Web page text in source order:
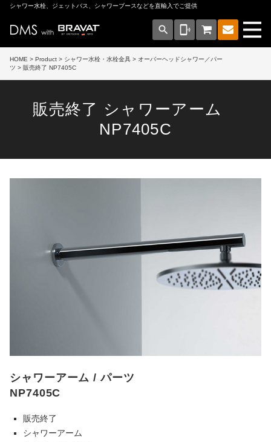
シャワー水栓、ジェットバス、シャワーブースなどを直輸入でご提供
search phonelink_ring
HOME > Product > シャワー水栓・水栓金具 > オーバーヘッドシャワー／パー
ツ > 販売終了 NP7405C
販売終了 シャワーアーム
NP7405C
シャワーアーム / パーツ
NP7405C
販売終了
シャワーアーム